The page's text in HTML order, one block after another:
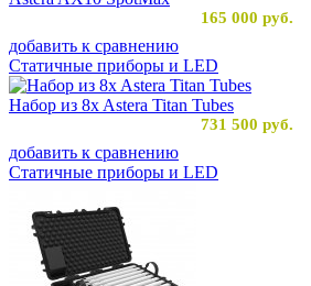
165 000 руб.
добавить к сравнению
Статичные приборы и LED
Набор из 8x Astera Titan Tubes
731 500 руб.
добавить к сравнению
Статичные приборы и LED